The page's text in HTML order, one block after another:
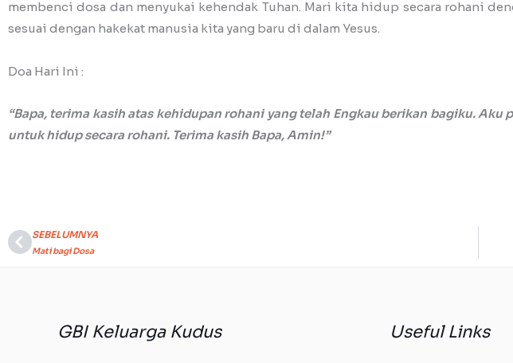
membenci dosa dan menyukai kehendak Tuhan. Mari kita hidup secara rohani
sesuai dengan hakekat manusia kita yang baru di dalam Yesus.
Doa Hari Ini :
“Bapa, terima kasih atas kehidupan rohani yang telah Engkau berikan bagiku.
untuk hidup secara rohani. Terima kasih Bapa, Amin!”
Prev
SEBELUMNYA
Mati bagi Dosa
GBI Keluarga Kudus Useful Links